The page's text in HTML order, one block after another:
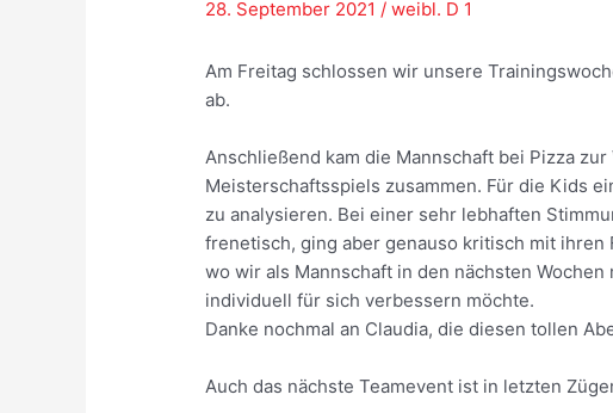
28. September 2021 /weibl. D 1
Am Freitag schlossen wir unsere
ab.
Anschließend kam die Mannschaft bei Pizza
Meisterschaftsspiels zusammen. Für die Kids
zu analysieren. Bei einer sehr lebhaften
frenetisch, ging aber genauso kritisch mit ihren
wo wir als Mannschaft in den nächsten
individuell für sich verbessern möchte.
Danke nochmal an Claudia, die diesen tollen
Auch das nächste Teamevent ist in letzten